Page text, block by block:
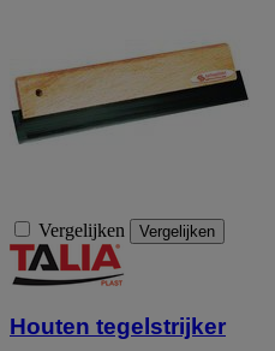
Vergelijken Vergelijken
Houten tegelstrijker